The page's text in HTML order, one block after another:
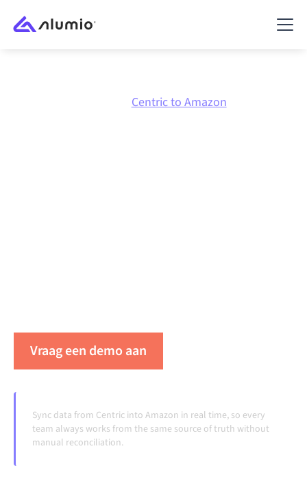
Centric to Amazon
Vraag een demo aan
Sync data from Centric into Amazon in real time, so every
team always works from the same source of truth without
manual reconciliation.